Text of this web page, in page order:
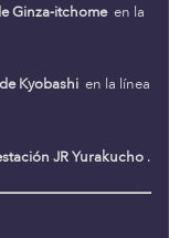
Ginza-itchomeen la
Kyobashi en la línea
JR Yurakucho .